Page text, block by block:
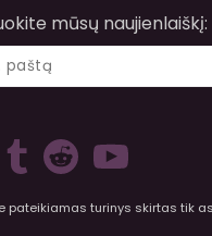
mūsų naujienlaiškį:
pateikiamas turinys skirtas tik